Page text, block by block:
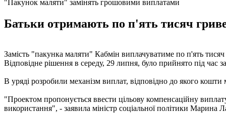
"Пакунок маляти" замінять грошовими виплатами
Батьки отримають по п'ять тисяч
Замість "пакунка маляти" Кабмін виплачуватиме по п'ять
Відповідне рішення в середу, 29 липня, було прийнято під час
В уряді розробили механізм виплат, відповідно до якого
"Проектом пропонується ввести цільову компенсаційну
використання", - заявила міністр соціальної політики Марина